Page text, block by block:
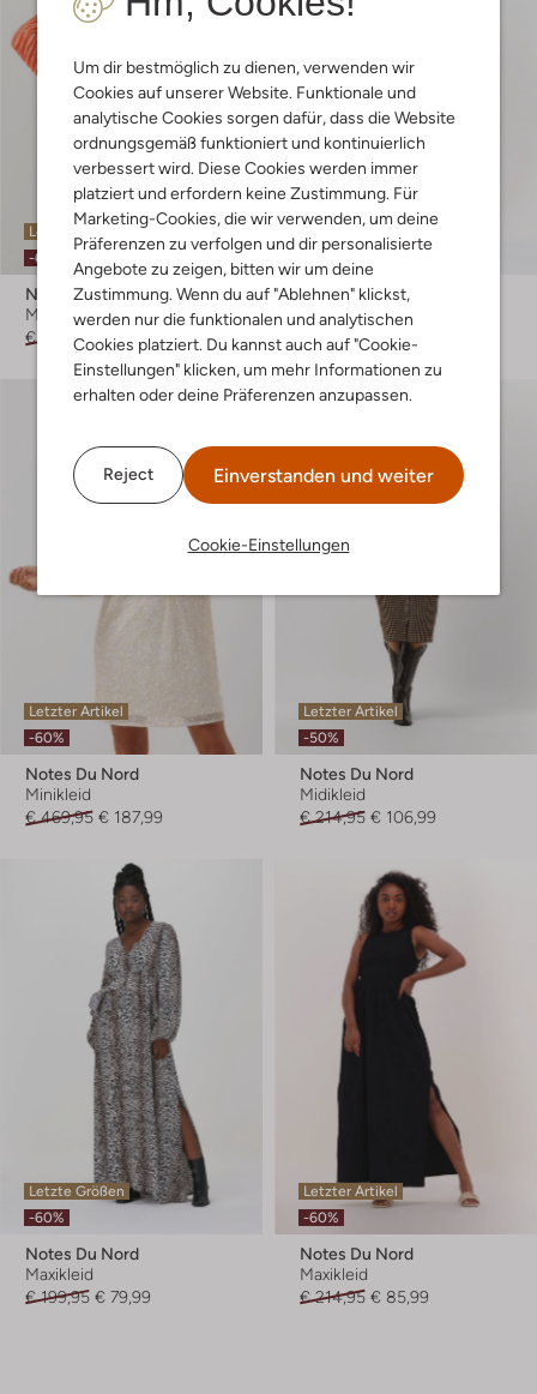
Um dir bestmöglich zu dienen, verwenden wir
Cookies auf unserer Website. Funktionale und
analytische Cookies sorgen dafür, dass die Website
ordnungsgemäß funktioniert und kontinuierlich
verbessert wird. Diese Cookies werden immer
platziert und erfordern keine Zustimmung. Für
Marketing-Cookies, die wir verwenden, um deine
Präferenzen zu verfolgen und dir personalisierte
Angebote zu zeigen, bitten wir um deine
Zustimmung. Wenn du auf "Ablehnen" klickst,
werden nur die funktionalen und analytischen
Cookies platziert. Du kannst auch auf "Cookie-
Einstellungen" klicken, um mehr Informationen zu
erhalten oder deine Präferenzen anzupassen.
Reject Einverstanden und weiter
Cookie-Einstellungen
Letzter Artikel
-60%
Notes Du Nord
Minikleid
€ 174,95 € 69,99
Letzte Größen
-60%
Notes Du Nord
Midikleid
€ 229,95 € 91,99
Letzter Artikel
-60%
Notes Du Nord
Minikleid
€ 469,95 € 187,99
Letzter Artikel
-50%
Notes Du Nord
Midikleid
€ 214,95 € 106,99
Letzte Größen
-60%
Notes Du Nord
Maxikleid
€ 199,95 € 79,99
Letzter Artikel
-60%
Notes Du Nord
Maxikleid
€ 214,95 € 85,99